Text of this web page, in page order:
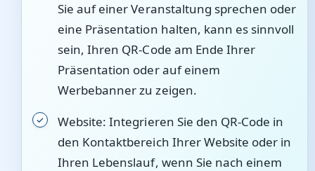
Sie auf einer Veranstaltung sprechen oder
eine Präsentation halten, kann es sinnvoll
sein, Ihren QR-Code am Ende Ihrer
Präsentation oder auf einem
Werbebanner zu zeigen.
Website: Integrieren Sie den QR-Code in
den Kontaktbereich Ihrer Website oder in
Ihren Lebenslauf, wenn Sie nach einem